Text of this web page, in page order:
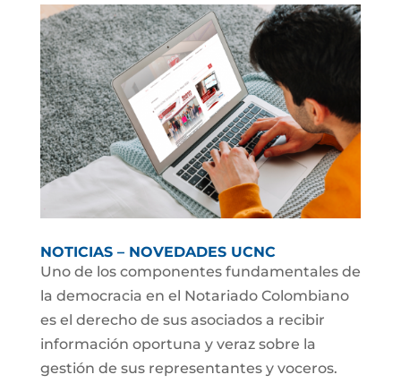
NOTICIAS – NOVEDADES UCNC
Uno de los componentes fundamentales de
la democracia en el Notariado Colombiano
es el derecho de sus asociados a recibir
información oportuna y veraz sobre la
gestión de sus representantes y voceros.